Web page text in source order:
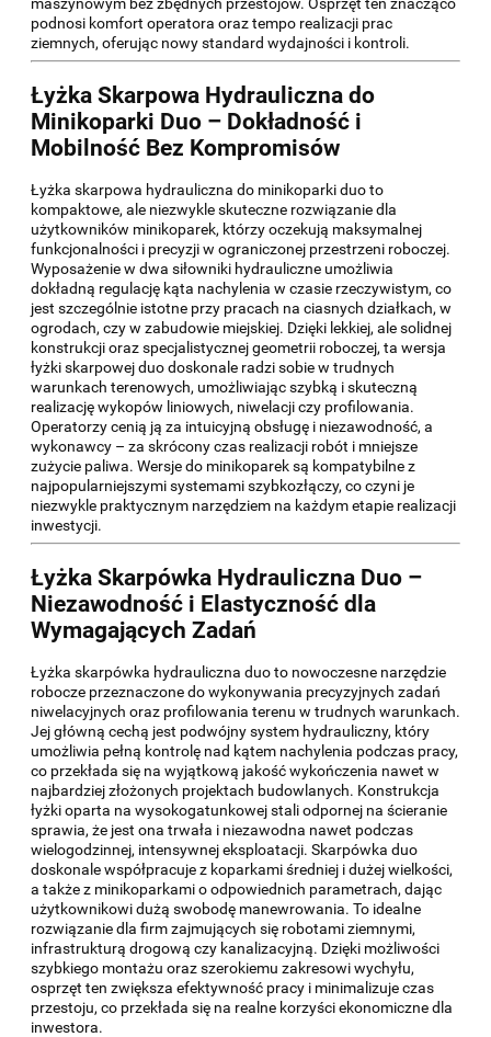
maszynowym bez zbędnych przestojów. Osprzęt ten znacząco
podnosi komfort operatora oraz tempo realizacji prac
ziemnych, oferując nowy standard wydajności i kontroli.
Łyżka Skarpowa Hydrauliczna do
Minikoparki Duo – Dokładność i
Mobilność Bez Kompromisów
Łyżka skarpowa hydrauliczna do minikoparki duo to
kompaktowe, ale niezwykle skuteczne rozwiązanie dla
użytkowników minikoparek, którzy oczekują maksymalnej
funkcjonalności i precyzji w ograniczonej przestrzeni roboczej.
Wyposażenie w dwa siłowniki hydrauliczne umożliwia
dokładną regulację kąta nachylenia w czasie rzeczywistym, co
jest szczególnie istotne przy pracach na ciasnych działkach, w
ogrodach, czy w zabudowie miejskiej. Dzięki lekkiej, ale solidnej
konstrukcji oraz specjalistycznej geometrii roboczej, ta wersja
łyżki skarpowej duo doskonale radzi sobie w trudnych
warunkach terenowych, umożliwiając szybką i skuteczną
realizację wykopów liniowych, niwelacji czy profilowania.
Operatorzy cenią ją za intuicyjną obsługę i niezawodność, a
wykonawcy – za skrócony czas realizacji robót i mniejsze
zużycie paliwa. Wersje do minikoparek są kompatybilne z
najpopularniejszymi systemami szybkozłączy, co czyni je
niezwykle praktycznym narzędziem na każdym etapie realizacji
inwestycji.
Łyżka Skarpówka Hydrauliczna Duo –
Niezawodność i Elastyczność dla
Wymagających Zadań
Łyżka skarpówka hydrauliczna duo to nowoczesne narzędzie
robocze przeznaczone do wykonywania precyzyjnych zadań
niwelacyjnych oraz profilowania terenu w trudnych warunkach.
Jej główną cechą jest podwójny system hydrauliczny, który
umożliwia pełną kontrolę nad kątem nachylenia podczas pracy,
co przekłada się na wyjątkową jakość wykończenia nawet w
najbardziej złożonych projektach budowlanych. Konstrukcja
łyżki oparta na wysokogatunkowej stali odpornej na ścieranie
sprawia, że jest ona trwała i niezawodna nawet podczas
wielogodzinnej, intensywnej eksploatacji. Skarpówka duo
doskonale współpracuje z koparkami średniej i dużej wielkości,
a także z minikoparkami o odpowiednich parametrach, dając
użytkownikowi dużą swobodę manewrowania. To idealne
rozwiązanie dla firm zajmujących się robotami ziemnymi,
infrastrukturą drogową czy kanalizacyjną. Dzięki możliwości
szybkiego montażu oraz szerokiemu zakresowi wychyłu,
osprzęt ten zwiększa efektywność pracy i minimalizuje czas
przestoju, co przekłada się na realne korzyści ekonomiczne dla
inwestora.